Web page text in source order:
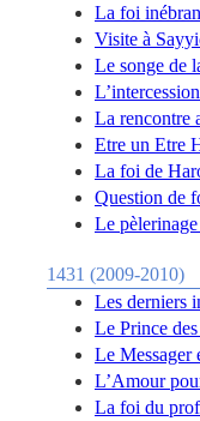
La foi
Visite à
Le songe de
La rencontre
Etre un Etre
La foi de
Question de
Le
1431 (2009-2010)
Les derniers
Le Prince
Le Messager
L’Amour
La foi du